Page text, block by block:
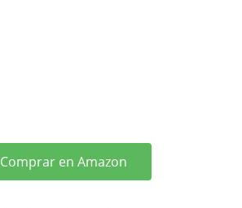
Comprar en Amazon